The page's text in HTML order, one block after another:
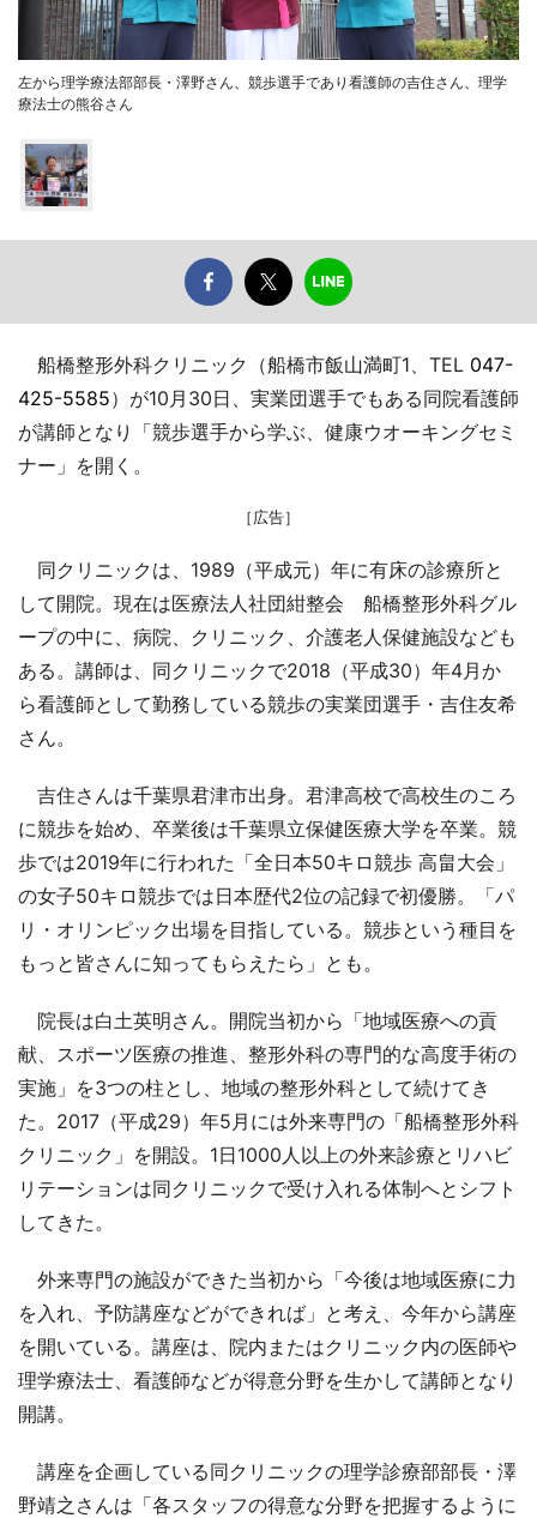
左から理学療法部部長・澤野さん、競歩選手であり看護師の吉住さん、理学
療法士の熊谷さん
船橋整形外科クリニック（船橋市飯山満町1、TEL 047-
425-5585）が10月30日、実業団選手でもある同院看護師
が講師となり「競歩選手から学ぶ、健康ウオーキングセミ
ナー」を開く。
［広告］
同クリニックは、1989（平成元）年に有床の診療所と
して開院。現在は医療法人社団紺整会 船橋整形外科グル
ープの中に、病院、クリニック、介護老人保健施設なども
ある。講師は、同クリニックで2018（平成30）年4月か
ら看護師として勤務している競歩の実業団選手・吉住友希
さん。
吉住さんは千葉県君津市出身。君津高校で高校生のころ
に競歩を始め、卒業後は千葉県立保健医療大学を卒業。競
歩では2019年に行われた「全日本50キロ競歩 高畠大会」
の女子50キロ競歩では日本歴代2位の記録で初優勝。「パ
リ・オリンピック出場を目指している。競歩という種目を
もっと皆さんに知ってもらえたら」とも。
院長は白土英明さん。開院当初から「地域医療への貢
献、スポーツ医療の推進、整形外科の専門的な高度手術の
実施」を3つの柱とし、地域の整形外科として続けてき
た。2017（平成29）年5月には外来専門の「船橋整形外科
クリニック」を開設。1日1000人以上の外来診療とリハビ
リテーションは同クリニックで受け入れる体制へとシフト
してきた。
外来専門の施設ができた当初から「今後は地域医療に力
を入れ、予防講座などができれば」と考え、今年から講座
を開いている。講座は、院内またはクリニック内の医師や
理学療法士、看護師などが得意分野を生かして講師となり
開講。
講座を企画している同クリニックの理学診療部部長・澤
野靖之さんは「各スタッフの得意な分野を把握するように